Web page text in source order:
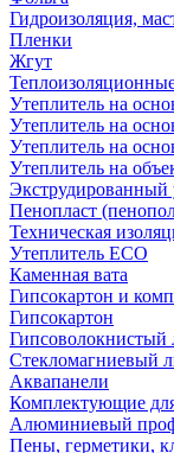
Гидроизоляция,
Пленки
Жгут
Утеплитель на
Утеплитель на
Утеплитель на
Утеплитель на
Экструдированный
Пенопласт
Техническая
Утеплитель ECO
Каменная вата
Гипсокартон и
Гипсокартон
Гипсоволокнистый
Стекломагниевый
Аквапанели
Комплектующие
Алюминиевый
Пены, герметики,